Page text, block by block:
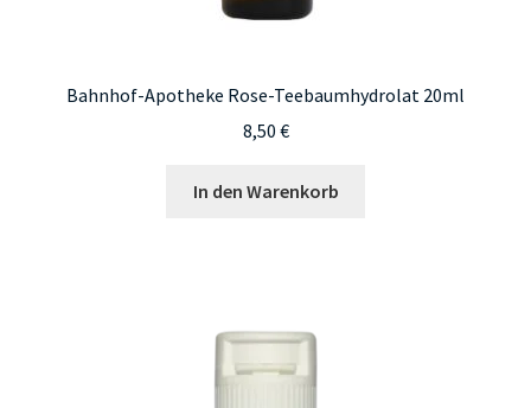
Bahnhof-Apotheke Rose-Teebaumhydrolat 20ml
8,50 €
In den Warenkorb